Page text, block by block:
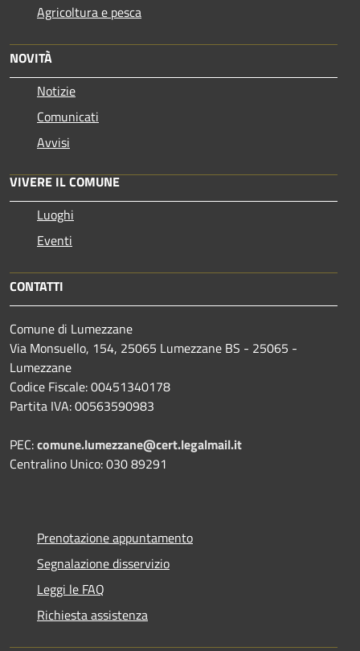
Agricoltura e pesca
NOVITÀ
Notizie
Comunicati
Avvisi
VIVERE IL COMUNE
Luoghi
Eventi
CONTATTI
Comune di Lumezzane
Via Monsuello, 154, 25065 Lumezzane BS - 25065 -
Lumezzane
Codice Fiscale: 00451340178
Partita IVA: 00563590983
PEC:comune.lumezzane@cert.legalmail.it
Centralino Unico: 030 89291
Prenotazione appuntamento
Segnalazione disservizio
Leggi le FAQ
Richiesta assistenza